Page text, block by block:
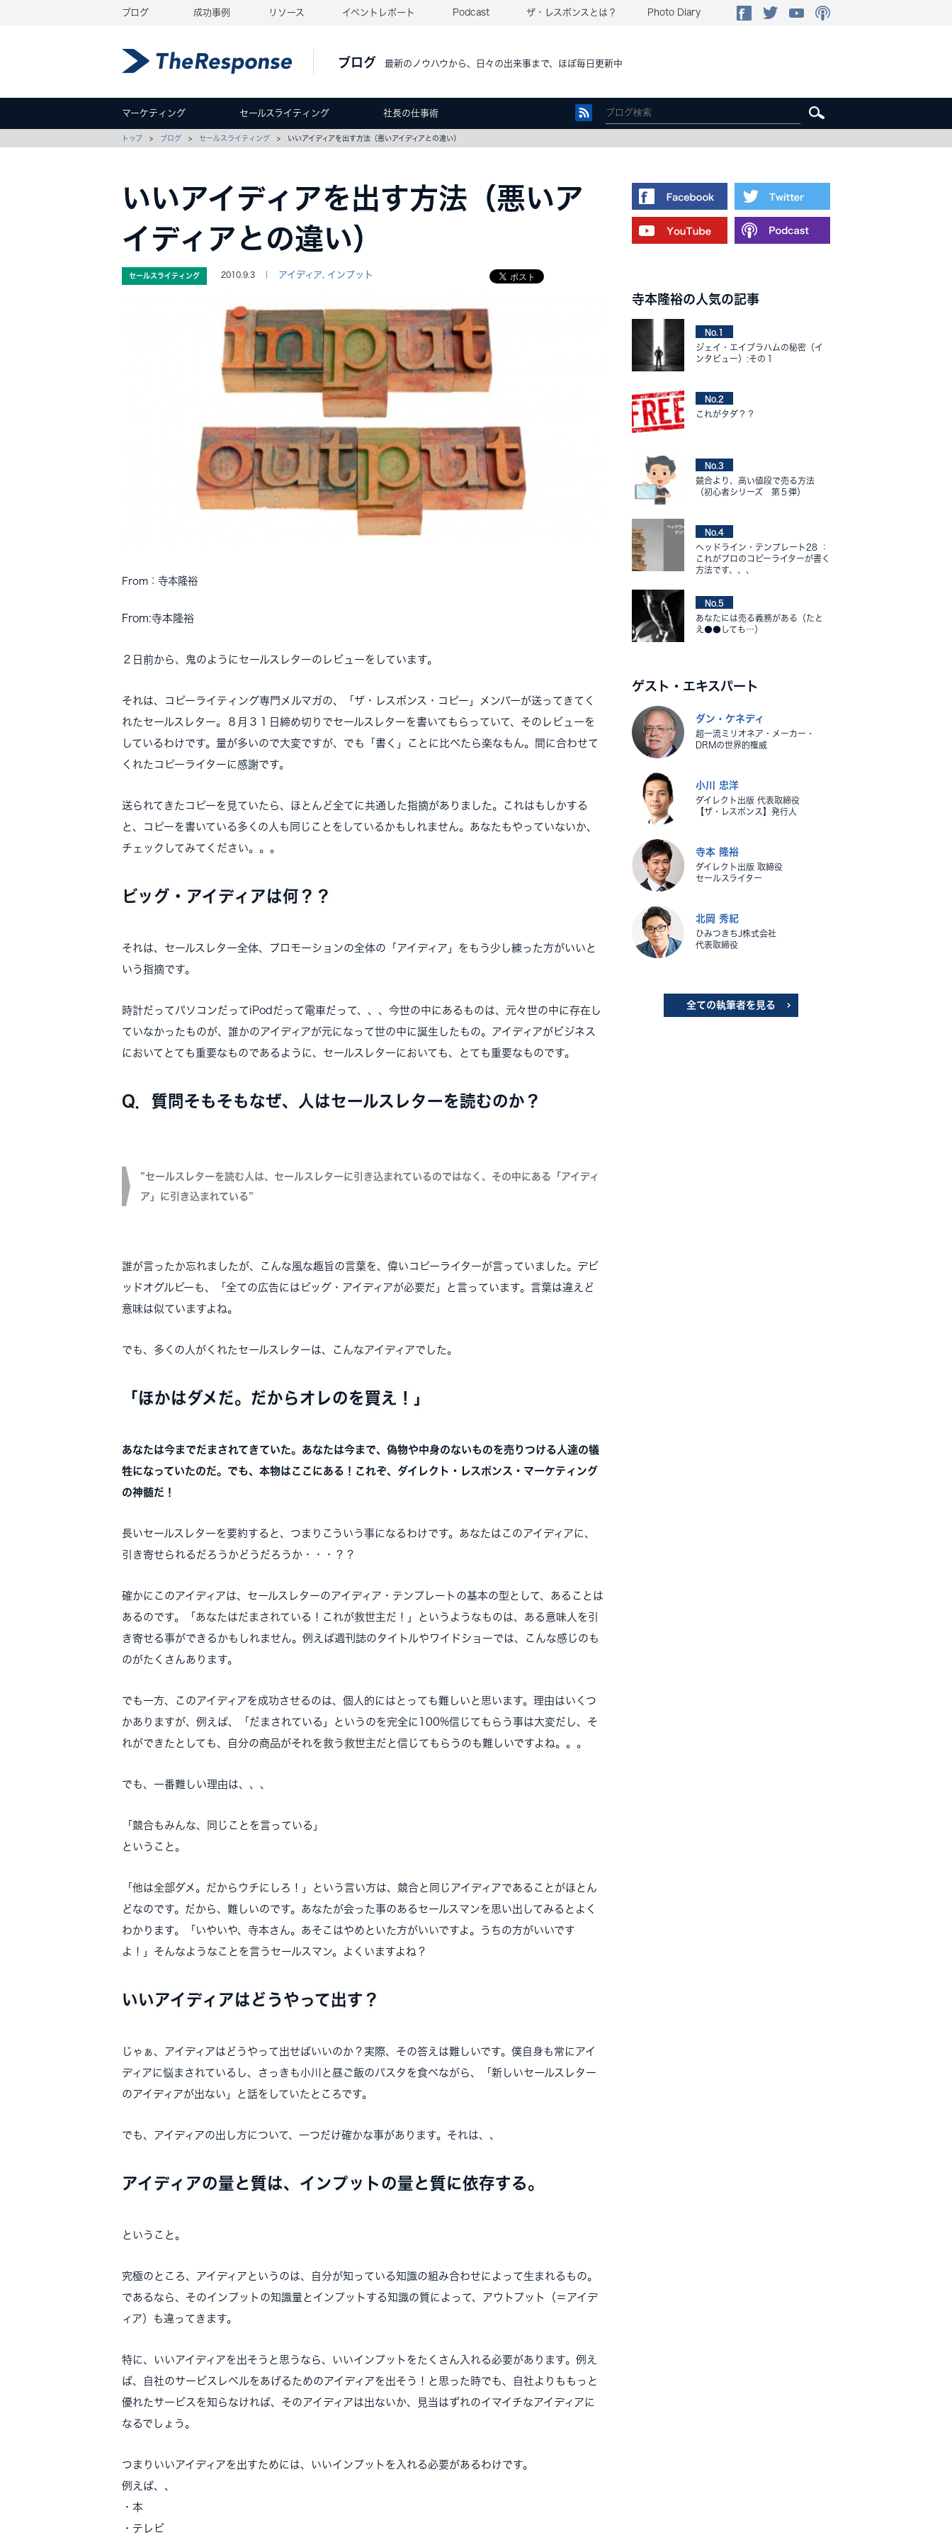
ブログ 成功事例 リソース イベントレポート Podcast ザ・レスポンスとは？ Photo Diary
ブログ 最新のノウハウから、日々の出来事まで、ほぼ毎日更新中
マーケティング セールスライティング 社長の仕事術
トップ > ブログ > セールスライティング > いいアイディアを出す方法（悪いアイディアとの違い）
いいアイディアを出す方法（悪いア
イディアとの違い）
セールスライティング 2010.9.3 ｜ アイディア インプット
From：寺本隆裕
From:寺本隆裕
２日前から、鬼のようにセールスレターのレビューをしています。
それは、コピーライティング専門メルマガの、「ザ・レスポンス・コピー」メンバーが送ってきてく
れたセールスレター。８月３１日締め切りでセールスレターを書いてもらっていて、そのレビューを
しているわけです。量が多いので大変ですが、でも「書く」ことに比べたら楽なもん。間に合わせて
くれたコピーライターに感謝です。
送られてきたコピーを見ていたら、ほとんど全てに共通した指摘がありました。これはもしかする
と、コピーを書いている多くの人も同じことをしているかもしれません。あなたもやっていないか、
チェックしてみてください。。。
ビッグ・アイディアは何？？
それは、セールスレター全体、プロモーションの全体の「アイディア」をもう少し練った方がいいと
いう指摘です。
時計だってパソコンだってiPodだって電車だって、、、今世の中にあるものは、元々世の中に存在し
ていなかったものが、誰かのアイディアが元になって世の中に誕生したもの。アイディアがビジネス
においてとても重要なものであるように、セールスレターにおいても、とても重要なものです。
Q．質問そもそもなぜ、人はセールスレターを読むのか？
”セールスレターを読む人は、セールスレターに引き込まれているのではなく、その中にある「アイディ
ア」に引き込まれている”
誰が言ったか忘れましたが、こんな風な趣旨の言葉を、偉いコピーライターが言っていました。デビ
ッドオグルビーも、「全ての広告にはビッグ・アイディアが必要だ」と言っています。言葉は違えど
意味は似ていますよね。
でも、多くの人がくれたセールスレターは、こんなアイディアでした。
「ほかはダメだ。だからオレのを買え！」
あなたは今までだまされてきていた。あなたは今まで、偽物や中身のないものを売りつける人達の犠
牲になっていたのだ。でも、本物はここにある！これぞ、ダイレクト・レスポンス・マーケティング
の神髄だ！
長いセールスレターを要約すると、つまりこういう事になるわけです。あなたはこのアイディアに、
引き寄せられるだろうかどうだろうか・・・？？
確かにこのアイディアは、セールスレターのアイディア・テンプレートの基本の型として、あることは
あるのです。「あなたはだまされている！これが救世主だ！」というようなものは、ある意味人を引
き寄せる事ができるかもしれません。例えば週刊誌のタイトルやワイドショーでは、こんな感じのも
のがたくさんあります。
でも一方、このアイディアを成功させるのは、個人的にはとっても難しいと思います。理由はいくつ
かありますが、例えば、「だまされている」というのを完全に100%信じてもらう事は大変だし、そ
れができたとしても、自分の商品がそれを救う救世主だと信じてもらうのも難しいですよね。。。
でも、一番難しい理由は、、、
「競合もみんな、同じことを言っている」
ということ。
「他は全部ダメ。だからウチにしろ！」という言い方は、競合と同じアイディアであることがほとん
どなのです。だから、難しいのです。あなたが会った事のあるセールスマンを思い出してみるとよく
わかります。「いやいや、寺本さん。あそこはやめといた方がいいですよ。うちの方がいいです
よ！」そんなようなことを言うセールスマン。よくいますよね？
いいアイディアはどうやって出す？
じゃぁ、アイディアはどうやって出せばいいのか？実際、その答えは難しいです。僕自身も常にアイ
ディアに悩まされているし、さっきも小川と昼ご飯のパスタを食べながら、「新しいセールスレター
のアイディアが出ない」と話をしていたところです。
でも、アイディアの出し方について、一つだけ確かな事があります。それは、、
アイディアの量と質は、インプットの量と質に依存する。
ということ。
究極のところ、アイディアというのは、自分が知っている知識の組み合わせによって生まれるもの。
であるなら、そのインプットの知識量とインプットする知識の質によって、アウトプット（＝アイデ
ィア）も違ってきます。
特に、いいアイディアを出そうと思うなら、いいインプットをたくさん入れる必要があります。例え
ば、自社のサービスレベルをあげるためのアイディアを出そう！と思った時でも、自社よりももっと
優れたサービスを知らなければ、そのアイディアは出ないか、見当はずれのイマイチなアイディアに
なるでしょう。
つまりいいアイディアを出すためには、いいインプットを入れる必要があるわけです。
例えば、、
・本
・テレビ
寺本隆裕の人気の記事
No.1
ジェイ・エイブラハムの秘密（イ
ンタビュー）:その１
No.2
これがタダ？？
No.3
競合より、高い値段で売る方法
（初心者シリーズ 第５弾）
No.4
ヘッドライン・テンプレート28 ：
これがプロのコピーライターが書く
方法です、、、
No.5
あなたには売る義務がある（たと
え●●しても…）
ゲスト・エキスパート
ダン・ケネディ
超一流ミリオネア・メーカー・
DRMの世界的権威
小川 忠洋
ダイレクト出版 代表取締役
【ザ・レスポンス】発行人
寺本 隆裕
ダイレクト出版 取締役
セールスライター
北岡 秀紀
ひみつきちJ株式会社
代表取締役
全ての執筆者を見る